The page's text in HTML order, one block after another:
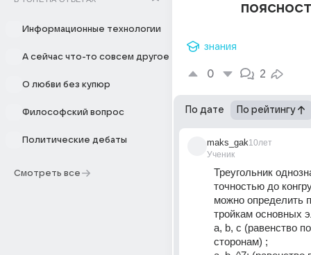
Информационные технологии
А сейчас что-то совсем другое
О любви без купюр
Философский вопрос
Политические дебаты
Смотреть все
знания
0 2
По дате По рейтингу
maks_gak
Ученик
10лет
Треугольник
точностью до
можно определить
тройкам основных
a, b, c (равенство
сторонам) ;